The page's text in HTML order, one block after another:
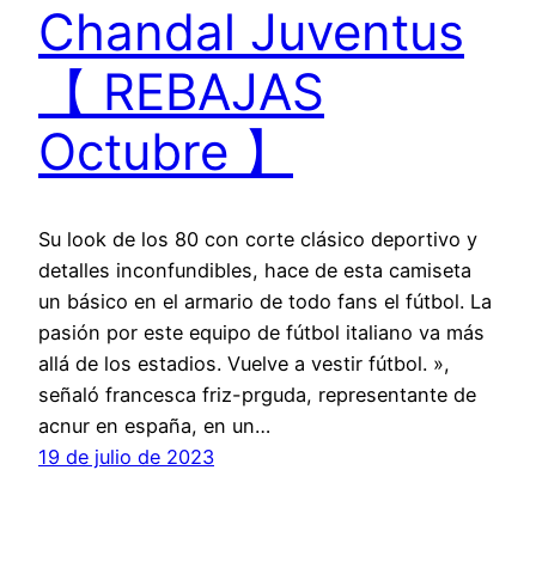
Chandal Juventus
【 REBAJAS
Octubre 】
Su look de los 80 con corte clásico deportivo y
detalles inconfundibles, hace de esta camiseta
un básico en el armario de todo fans el fútbol. La
pasión por este equipo de fútbol italiano va más
allá de los estadios. Vuelve a vestir fútbol. »,
señaló francesca friz-prguda, representante de
acnur en españa, en un…
19 de julio de 2023